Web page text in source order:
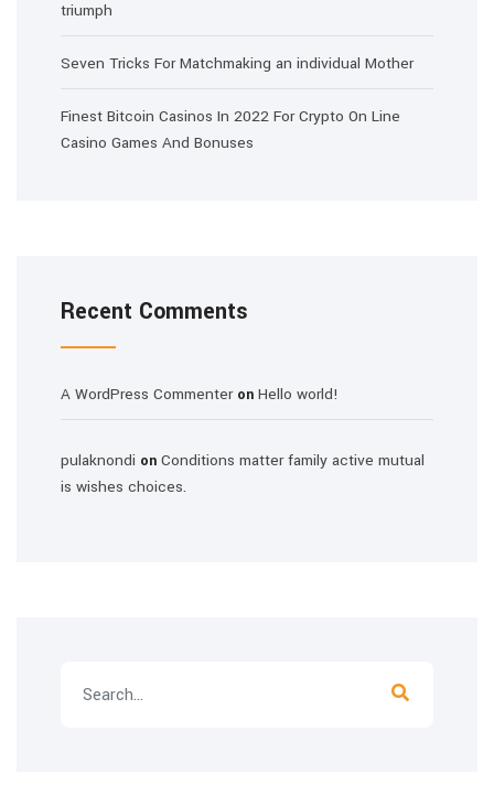
triumph
Seven Tricks For Matchmaking an individual Mother
Finest Bitcoin Casinos In 2022 For Crypto On Line
Casino Games And Bonuses
Recent Comments
A WordPress Commenteron Hello world!
pulaknondi on Conditions matter family active mutual
is wishes choices.